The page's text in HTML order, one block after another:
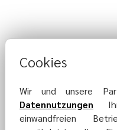
Zurück
Cookies
Wir und unsere
Datennutzungen
einwandfreien